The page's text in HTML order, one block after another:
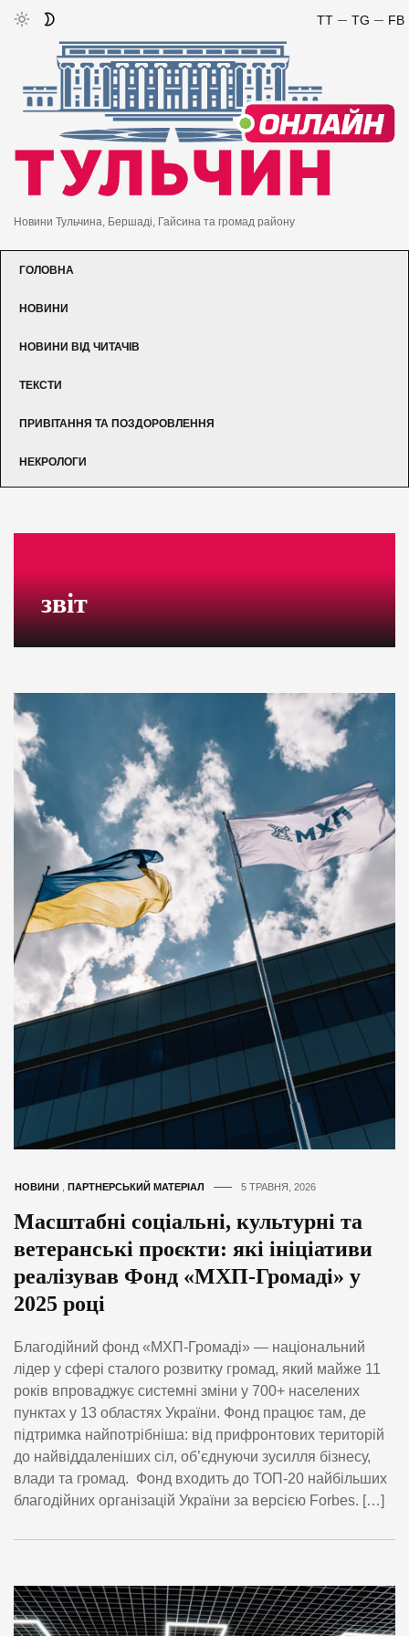
FB
TG
TT
Новини Тульчина, Бершаді, Гайсина та громад району
ГОЛОВНА
НОВИНИ
НОВИНИ ВІД ЧИТАЧІВ
ТЕКСТИ
ПРИВІТАННЯ ТА ПОЗДОРОВЛЕННЯ
НЕКРОЛОГИ
звіт
НОВИНИ ПАРТНЕРСЬКИЙ МАТЕРІАЛ 5 ТРАВНЯ, 2026
Масштабні соціальні, культурні та
ветеранські проєкти: які ініціативи
реалізував Фонд «МХП-Громаді» у
2025 році
Благодійний фонд «МХП-Громаді» — національний
лідер у сфері сталого розвитку громад, який майже 11
років впроваджує системні зміни у 700+ населених
пунктах у 13 областях України. Фонд працює там, де
підтримка найпотрібніша: від прифронтових територій
до найвіддаленіших сіл, об’єднуючи зусилля бізнесу,
влади та громад. Фонд входить до ТОП-20 найбільших
благодійних організацій України за версією Forbes. […]